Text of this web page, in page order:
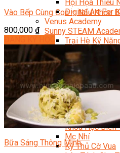
Hội Họa Thiếu
Digital Art For
Venus Academy
Sunny STEAM
Trại Hè Kỹ
Trại Hè Hướng
Chuyên Đề Á
Chuyên Đề Kỹ
Khóa Học Nấu
Hội Họa Thiếu
Digital Art For
Khóa Học Thiết
Khóa Học Họa
Khóa Học Biên
Mc Nhí
Kỳ Thủ Cờ Vua
Vào Bếp Cùng Con – Nấu Khỏe
800,000 ₫
Bữa Sáng Thông Minh